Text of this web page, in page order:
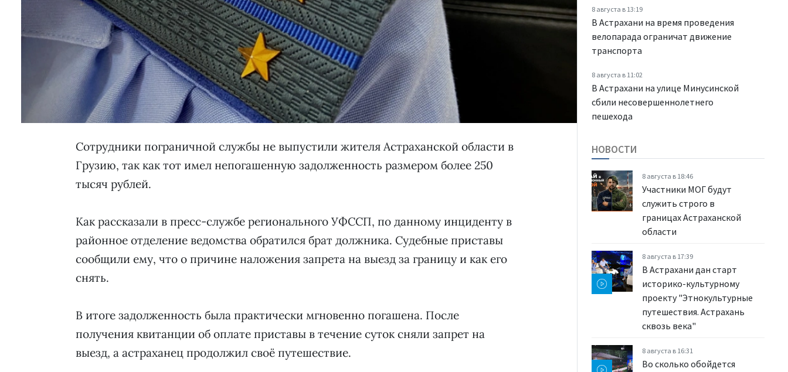
8 августа в 13:19
В Астрахани на время проведения
велопарада ограничат движение
транспорта
8 августа в 11:02
В Астрахани на улице Минусинской
сбили несовершеннолетнего
пешехода
Сотрудники пограничной службы не выпустили жителя Астраханской области в
Грузию, так как тот имел непогашенную задолженность размером более 250
тысяч рублей.
Как рассказали в пресс-службе регионального УФССП, по данному инциденту в
районное отделение ведомства обратился брат должника. Судебные приставы
сообщили ему, что о причине наложения запрета на выезд за границу и как его
снять.
В итоге задолженность была практически мгновенно погашена. После
получения квитанции об оплате приставы в течение суток сняли запрет на
выезд, а астраханец продолжил своё путешествие.
НОВОСТИ
8 августа в 18:46
Участники МОГ будут
служить строго в
границах Астраханской
области
8 августа в 17:39
В Астрахани дан старт
историко-культурному
проекту "Этнокультурные
путешествия. Астрахань
сквозь века"
8 августа в 16:31
Во сколько обойдется